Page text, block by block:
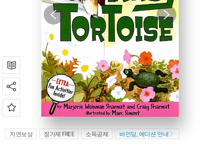
지연보상 정가제 FREE 소득공제 바인딩, 에디션 안내